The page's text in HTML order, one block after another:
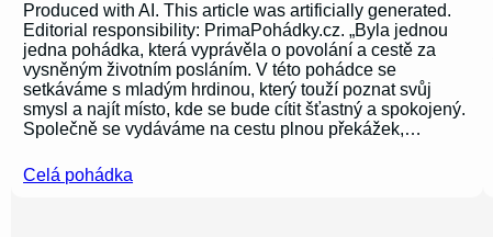
Produced with AI. This article was artificially generated.
Editorial responsibility: PrimaPohádky.cz. „Byla jednou
jedna pohádka, která vyprávěla o povolání a cestě za
vysněným životním posláním. V této pohádce se
setkáváme s mladým hrdinou, který touží poznat svůj
smysl a najít místo, kde se bude cítit šťastný a spokojený.
Společně se vydáváme na cestu plnou překážek,…
Celá pohádka